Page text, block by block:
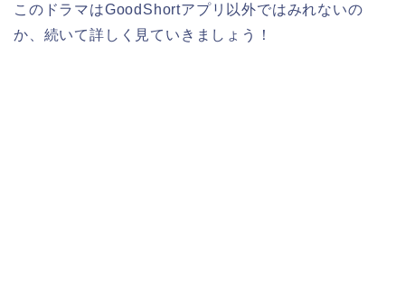
このドラマはGoodShortアプリ以外ではみれないの
か、続いて詳しく見ていきましょう！